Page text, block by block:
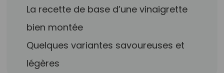
La recette de base d’une vinaigrette
bien montée
Quelques variantes savoureuses et
légères